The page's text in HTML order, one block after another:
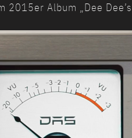
2015er Album „Dee